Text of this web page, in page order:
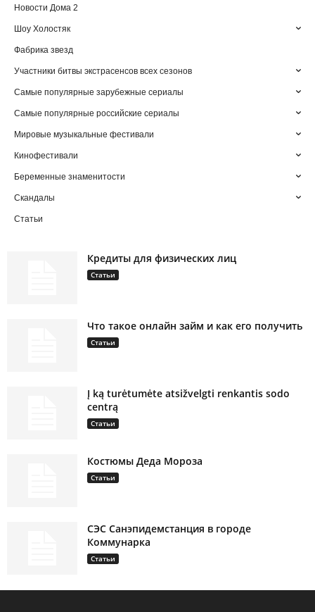
Новости Дома 2
Шоу Холостяк
Фабрика звезд
Участники битвы экстрасенсов всех сезонов
Самые популярные зарубежные сериалы
Самые популярные российские сериалы
Мировые музыкальные фестивали
Кинофестивали
Беременные знаменитости
Скандалы
Статьи
Кредиты для физических лиц
Статьи
Что такое онлайн займ и как его получить
Статьи
Į ką turėtumėte atsižvelgti renkantis sodo
centrą
Статьи
Костюмы Деда Мороза
Статьи
СЭС Санэпидемстанция в городе
Коммунарка
Статьи